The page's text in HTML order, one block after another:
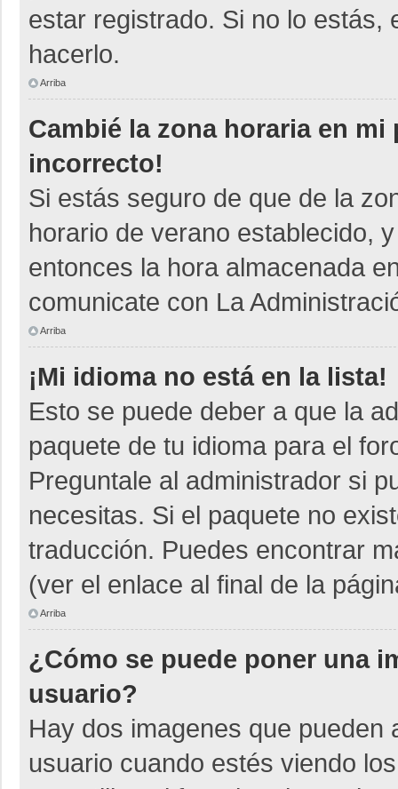
estar registrado. Si no lo estás,
hacerlo.
Arriba
Cambié la zona horaria en
incorrecto!
Si estás seguro de que de la
horario de verano establecido,
entonces la hora almacenada
comunicate con La
Arriba
¡Mi idioma no está en la lista!
Esto se puede deber a que la
paquete de tu idioma para el
Preguntale al administrador si
necesitas. Si el paquete no
traducción. Puedes encontrar
(ver el enlace al final de la
Arriba
¿Cómo se puede poner una
usuario?
Hay dos imagenes que
usuario cuando estés viendo